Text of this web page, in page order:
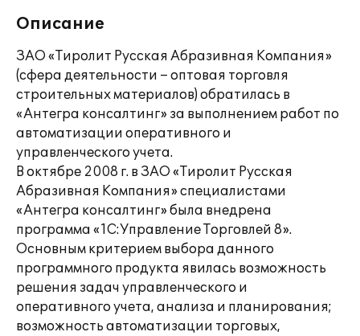
Описание
ЗАО «Тиролит Русская Абразивная Компания»
(сфера деятельности – оптовая торговля
строительных материалов) обратилась в
«Антегра консалтинг» за выполнением работ по
автоматизации оперативного и
управленческого учета.
В октябре 2008 г. в ЗАО «Тиролит Русская
Абразивная Компания» специалистами
«Антегра консалтинг» была внедрена
программа «1С:Управление Торговлей 8».
Основным критерием выбора данного
программного продукта явилась возможность
решения задач управленческого и
оперативного учета, анализа и планирования;
возможность автоматизации торговых,